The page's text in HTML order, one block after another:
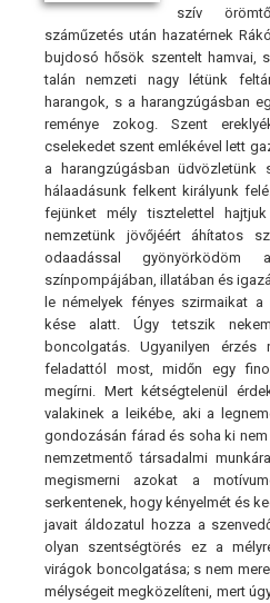
szív
száműzetés után hazatérnek
bujdosó hősök szentelt hamvai,
talán nemzeti nagy létünk
harangok, s a harangzúgásban
reménye zokog. Szent
cselekedet szent emlékével lett
a harangzúgásban üdvözletünk
hálaadásunk felkent királyunk
fejünket mély tisztelettel
nemzetünk jövőjéért áhítatos
odaadással gyönyörködöm
színpompájában, illatában és
le némelyek fényes szirmaikat
kése alatt. Úgy tetszik
boncolgatás. Ugyanilyen
feladattól most, midőn egy
megírni. Mert kétségtelenül
valakinek a leikébe, aki a
gondozásán fárad és soha ki
nemzetmentő társadalmi
megismerni azokat a
serkentenek, hogy kényelmét és
javait áldozatul hozza a
olyan szentségtörés ez a
virágok boncolgatása; s nem
mélységeit megközelíteni, mert